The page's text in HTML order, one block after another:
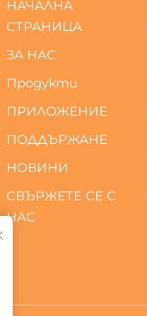
НАЧАЛНА
СТРАНИЦА
ЗА НАС
Продукти
ПРИЛОЖЕНИЕ
ПОДДЪРЖАНЕ
НОВИНИ
СВЪРЖЕТЕ СЕ С
НАС